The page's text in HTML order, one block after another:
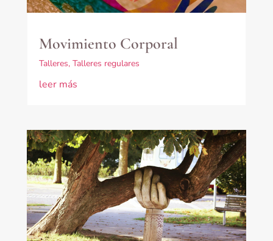
Movimiento Corporal
Talleres, Talleres regulares
leer más